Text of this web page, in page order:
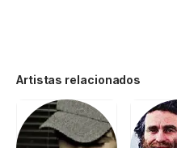
Artistas relacionados